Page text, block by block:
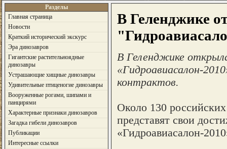
Разделы
Главная страница
Новости
Краткий исторический экскурс
Эра динозавров
Гигантские растительноядные
динозавры
Устрашающие хищные динозавры
Удивительные птиценогие динозавры
Вооруженные рогами, шипами и
панцирями
Характерные признаки динозавров
Загадка гибели динозавров
Публикации
Интересные ссылки
В Геленджике
В Геленджике
«Гидроавиасалон-
контрактов.
Около 130
представят свои
«Гидроавиасалон-